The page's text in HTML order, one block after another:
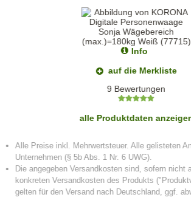
Info
auf die Merkliste
9 Bewertungen
alle Produktdaten